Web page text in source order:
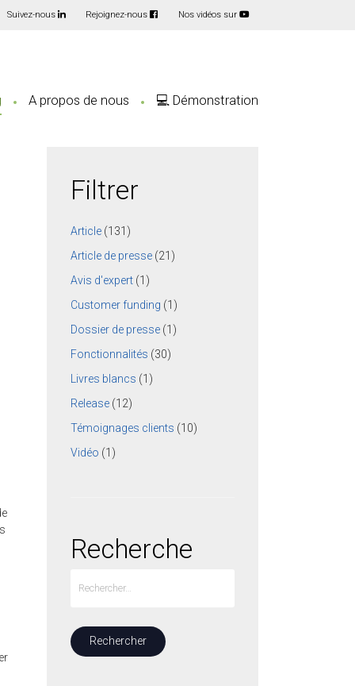
Suivez-nous Rejoignez-nous Nos vidéos sur
A propos de nous 💻 Démonstration
Filtrer
Article (131)
Article de presse (21)
Avis d'expert (1)
Customer funding (1)
Dossier de presse (1)
Fonctionnalités (30)
Livres blancs (1)
Release (12)
Témoignages clients (10)
Vidéo (1)
Recherche